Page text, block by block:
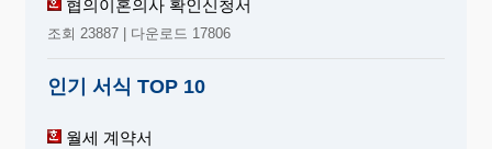
협의이혼의사 확인신청서
조회 23887 | 다운로드 17806
인기 서식 TOP 10
월세 계약서